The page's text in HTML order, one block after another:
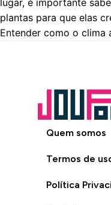
lugar, é importante
plantas para que elas
Entender como o clima
Quem somos
Termos de
Política